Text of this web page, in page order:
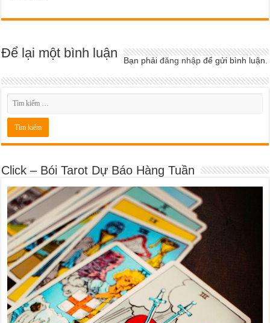
Để lại một bình luận Bạn phảiđăng nhập để gửi bình luận.
Click – Bói Tarot Dự Báo Hàng Tuần